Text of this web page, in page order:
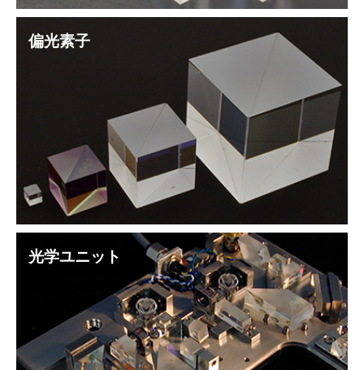
偏光素子
光学ユニット